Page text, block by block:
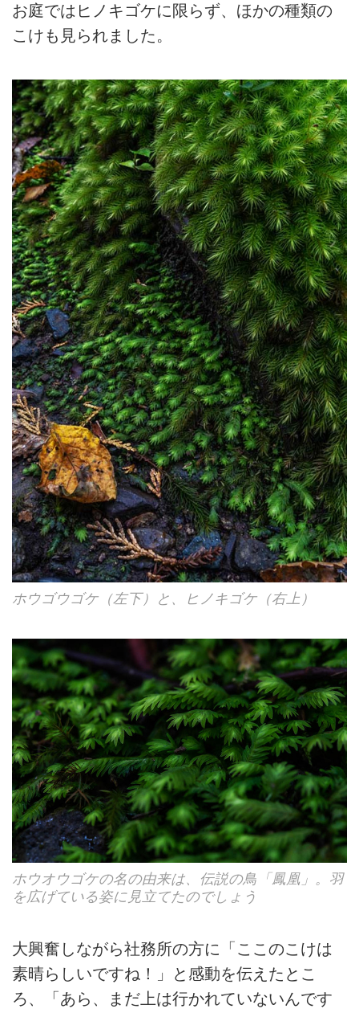
お庭ではヒノキゴケに限らず、ほかの種類の
こけも見られました。
ホウゴウゴケ（左下）と、ヒノキゴケ（右上）
ホウオウゴケの名の由来は、伝説の鳥「鳳凰」。羽
を広げている姿に見立てたのでしょう
大興奮しながら社務所の方に「ここのこけは
素晴らしいですね！」と感動を伝えたとこ
ろ、「あら、まだ上は行かれていないんです